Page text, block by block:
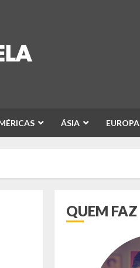
ÁSIA EUROPA
QUEM FAZ